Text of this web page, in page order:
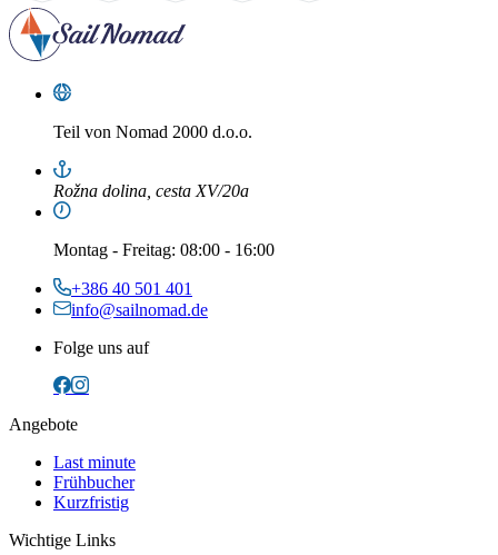
Teil von Nomad 2000 d.o.o.
Rožna dolina, cesta XV/20a
Montag - Freitag: 08:00 - 16:00
+386 40 501 401
info@sailnomad.de
Folge uns auf
Angebote
Last minute
Frühbucher
Kurzfristig
Wichtige Links